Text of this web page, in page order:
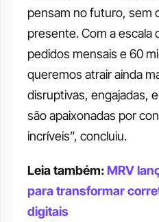
pensam no futuro, sem
presente. Com a escala
pedidos mensais e 60
queremos atrair ainda
disruptivas, engajadas,
são apaixonadas por
incríveis”, concluiu.
Leia também: MRV
para transformar
digitais